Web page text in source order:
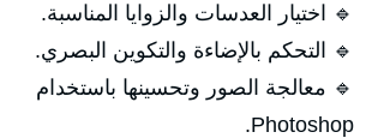
🔹 اختيار العدسات والزوايا المناسبة.
🔹 التحكم بالإضاءة والتكوين البصري.
🔹 معالجة الصور وتحسينها باستخدام
Photoshop.